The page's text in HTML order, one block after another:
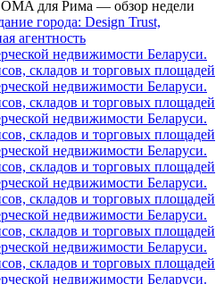
OMA для Рима — обзор недели
города: Design Trust,
агентность
недвижимости Беларуси.
складов и торговых площадей
недвижимости Беларуси.
складов и торговых площадей
недвижимости Беларуси.
складов и торговых площадей
недвижимости Беларуси.
складов и торговых площадей
недвижимости Беларуси.
складов и торговых площадей
недвижимости Беларуси.
складов и торговых площадей
недвижимости Беларуси.
складов и торговых площадей
недвижимости Беларуси.